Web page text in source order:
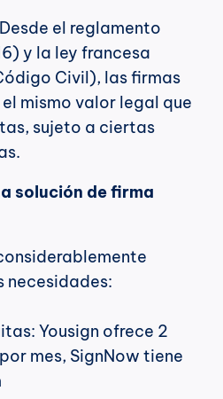
el reglamento
y la ley francesa
Civil), las firmas
mismo valor legal que
sujeto a ciertas
solución de firma
necesidades:
Yousign ofrece 2
mes, SignNow tiene